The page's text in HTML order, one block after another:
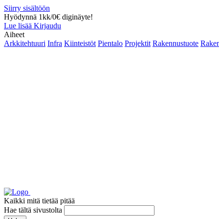
Siirry sisältöön
Hyödynnä 1kk/0€ diginäyte!
Lue lisää Kirjaudu
Aiheet
Arkkitehtuuri Infra Kiinteistöt Pientalo Projektit Rakennustuote
Kaikki mitä tietää pitää
Hae tältä sivustolta